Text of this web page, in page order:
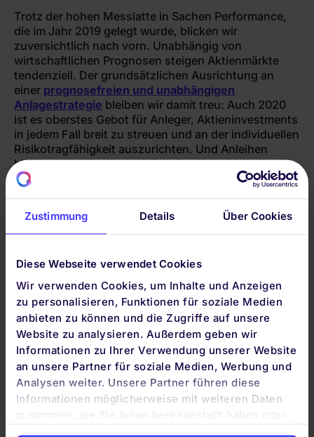
Zustimmung Details Über Cookies
Diese Webseite verwendet Cookies
Wir verwenden Cookies, um Inhalte und Anzeigen
zu personalisieren, Funktionen für soziale Medien
anbieten zu können und die Zugriffe auf unsere
Website zu analysieren. Außerdem geben wir
Informationen zu Ihrer Verwendung unserer Website
an unsere Partner für soziale Medien, Werbung und
Analysen weiter. Unsere Partner führen diese
Informationen möglicherweise mit weiteren Daten
zusammen, die Sie ihnen bereitgestellt haben oder
Trotz der hohen Messlatte in Sachen Performance,
die im Jahr 2019 gelegt wurde, blicken wir
zuversichtlich nach vorn. Unabhängig von
wirtschaftlichen Prognosen steigen Aktienmärkte
tendenziell. Der grundsätzlichen Ausrichtung an
einer prognosefreien und unabhängigen
Anlagestrategie bleiben wir damit treu: Auch 2020
ist es oberstes Gebot für Anleger, Aktieninvestments
in jedem Fall breit zu streuen und an der individuellen
Risikotragfähigkeit auszurichten. Und Anleihen
bleiben trotz der eher gedämpften Aussichten
aufgrund ihrer speziellen Eigenschaften zwecks
Stabilisierung eines breit aufgestellten Portfolios ein
Sie möchten mehr über den
prognosefreien Ansatz von quirion
erfahren und wissen, wie wir
unsere breit diversifizierten
Portfolios konstruieren? Wir
erklären unser Anlagekonzept und
unseren Produktauswahlprozess
ausführlich in unserem
WhitePaper.
Hier downloaden (PDF, 1,13 MB)